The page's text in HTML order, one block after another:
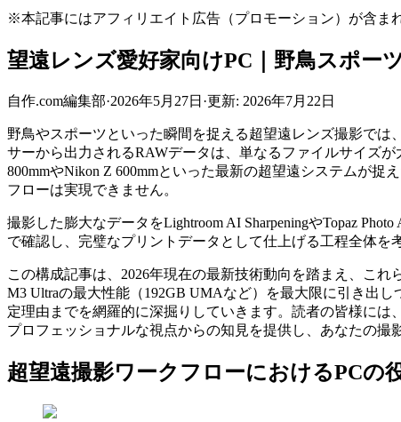
※本記事にはアフィリエイト広告（プロモーション）が含ま
望遠レンズ愛好家向けPC｜野鳥スポー
自作.com編集部·2026年5月27日 ·更新: 2026年7月22日
野鳥やスポーツといった瞬間を捉える超望遠レンズ撮影では
サーから出力されるRAWデータは、単なるファイルサイズ
800mmやNikon Z 600mmといった最新の超望遠システムが
フローは実現できません。
撮影した膨大なデータをLightroom AI SharpeningやTopaz
で確認し、完璧なプリントデータとして仕上げる工程全体を
この構成記事は、2026年現在の最新技術動向を踏まえ、こ
M3 Ultraの最大性能（192GB UMAなど）を最大限に引き出
定理由までを網羅的に深掘りしていきます。読者の皆様に
プロフェッショナルな視点からの知見を提供し、あなたの撮
超望遠撮影ワークフローにおけるPCの